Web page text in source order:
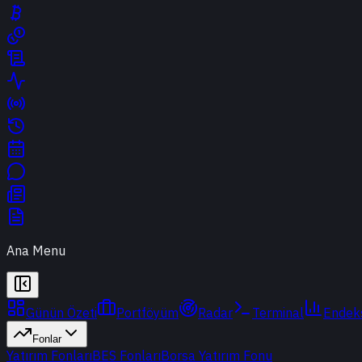
Ana Menu
Günün Özeti Portföyüm Radar Terminal
Fonlar
Yatırım FonlarıBES FonlarıBorsa Yatırım Fonu